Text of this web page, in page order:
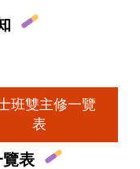
班雙主修一覽
表
表